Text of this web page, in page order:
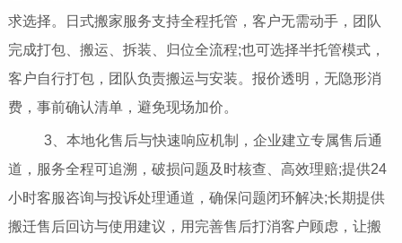
求选择。日式搬家服务支持全程托管，客户无需动手，团队
完成打包、搬运、拆装、归位全流程;也可选择半托管模式，
客户自行打包，团队负责搬运与安装。报价透明，无隐形消
费，事前确认清单，避免现场加价。
3、本地化售后与快速响应机制，企业建立专属售后通
道，服务全程可追溯，破损问题及时核查、高效理赔;提供24
小时客服咨询与投诉处理通道，确保问题闭环解决;长期提供
搬迁售后回访与使用建议，用完善售后打消客户顾虑，让搬